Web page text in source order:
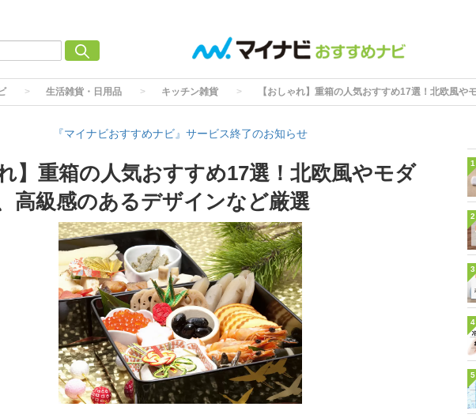
生活雑貨・日用品 キッチン雑貨 【おしゃれ】重箱の人気おすすめ17選！北欧風
『マイナビおすすめナビ』サービス終了のお知らせ
】重箱の人気おすすめ17選！北欧風やモダ
高級感のあるデザインなど厳選
1
2
3
4
5